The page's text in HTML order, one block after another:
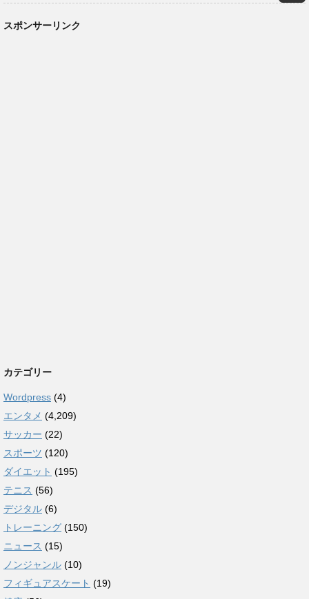
スポンサーリンク
カテゴリー
Wordpress (4)
エンタメ (4,209)
サッカー (22)
スポーツ (120)
ダイエット (195)
テニス (56)
デジタル (6)
トレーニング (150)
ニュース (15)
ノンジャンル (10)
フィギュアスケート (19)